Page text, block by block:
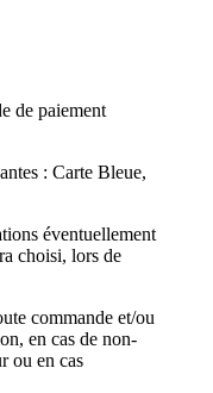
de paiement
: Carte Bleue,
éventuellement
choisi, lors de
commande et/ou
en cas de non-
ou en cas